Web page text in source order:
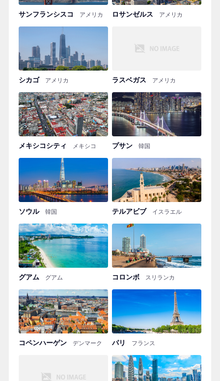
サンフランシスコ アメリカ ロサンゼルス アメリカ
シカゴ アメリカ ラスベガス アメリカ
メキシコシティ メキシコ プサン 韓国
ソウル 韓国 テルアビブ イスラエル
グアム グアム コロンボ スリランカ
コペンハーゲン デンマーク パリ フランス